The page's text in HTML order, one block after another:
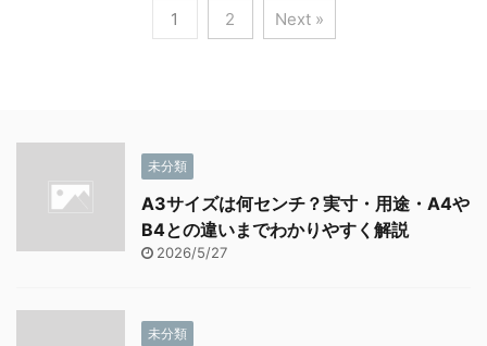
1 2 Next »
未分類
A3サイズは何センチ？実寸・用途・A4や
B4との違いまでわかりやすく解説
2026/5/27
未分類